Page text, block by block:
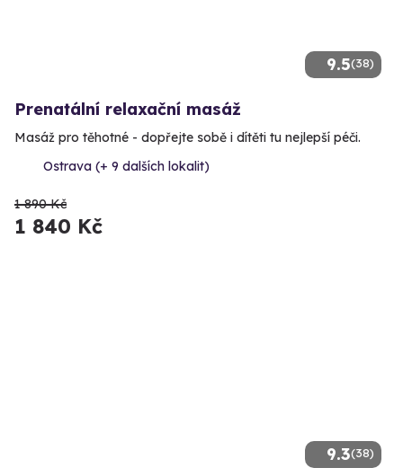
9.5(38)
Prenatální relaxační masáž
Masáž pro těhotné - dopřejte sobě i dítěti tu nejlepší péči.
Ostrava (+ 9 dalších lokalit)
1 890 Kč
1 840 Kč
9.3(38)